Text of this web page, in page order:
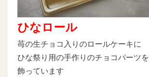
ひなロール
苺の生チョコ入りのロールケーキに
ひな祭り用の手作りのチョコパーツを
飾っています